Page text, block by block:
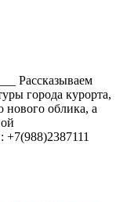
Рассказываем
города курорта,
нового облика, а
+7(988)2387111